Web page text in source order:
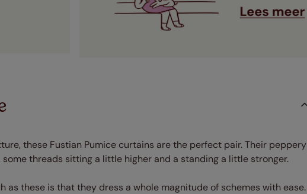
these Fustian Pumice curtains are the perfect pair. Their peppery
threads sitting a little higher and a standing a little stronger.
as these is that they dress a whole magnitude of schemes with ease.